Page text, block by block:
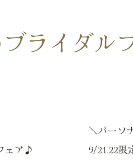
ブライダル
ェア♪
＼パーソ
9/21.22限